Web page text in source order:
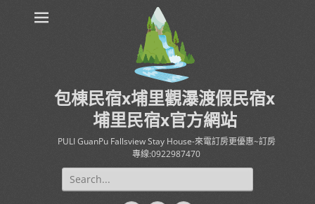
包棟民宿x埔里觀瀑渡假民宿x
埔里民宿x官方網站
PULI GuanPu Fallsview Stay House-來電訂房更優惠~訂房
專線:0922987470
Search
for: